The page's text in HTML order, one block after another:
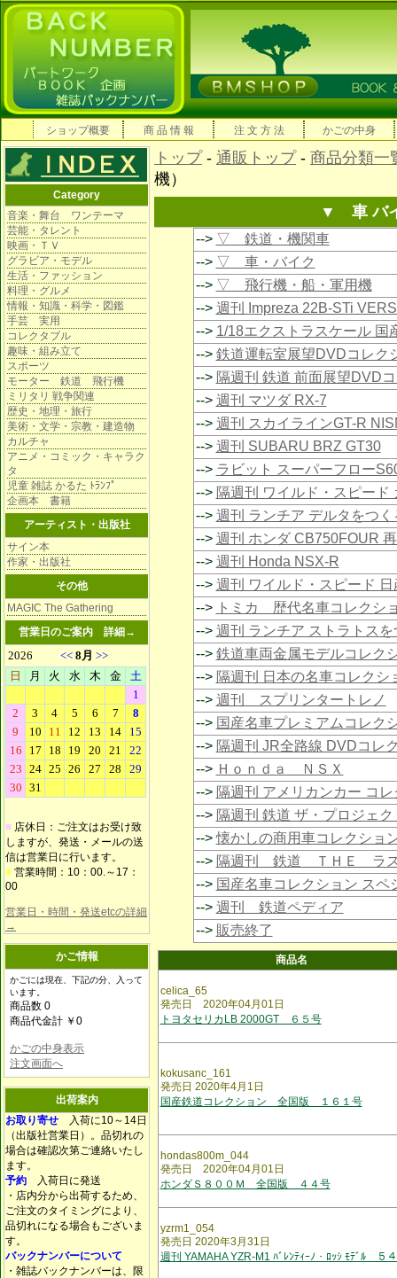
ショップ概要 商 品 情 報 注 文 方 法 かごの中身
Category
音楽・舞台 ワンテーマ
芸能・タレント
映画・ＴＶ
グラビア・モデル
生活・ファッション
料理・グルメ
情報・知識・科学・図鑑
手芸 実用
コレクタブル
趣味・組み立て
スポーツ
モーター 鉄道 飛行機
ミリタリ 戦争関連
歴史・地理・旅行
美術・文学・宗教・建造物
カルチャ
アニメ・コミック・キャラク
タ
児童 雑誌 かるた ﾄﾗﾝﾌﾟ
企画本 書籍
アーティスト・出版社
サイン本
作家・出版社
その他
MAGIC The Gathering
営業日のご案内 詳細→
■ 店休日：ご注文はお受け致
しますが、発送・メールの送
信は営業日に行います。
■ 営業時間：10：00.～17：
00
営業日・時間・発送etcの詳細
→
かご情報
かごには現在、下記の分、入って
います。
商品数 0
商品代金計 ￥0
かごの中身表示
注文画面へ
出荷案内
お取り寄せ 入荷に10～14日
（出版社営業日）。品切れの
場合は確認次第ご連絡いたし
ます。
予約 入荷日に発送
・店内分から出荷するため、
ご注文のタイミングにより、
品切れになる場合もございま
す。
バックナンバーについて
・雑誌バックナンバーは、限
トップ- 通販トップ- 商品分類一
機）
▼ 車 バ
--> ▽ 鉄道・機関車
--> ▽ 車・バイク
--> ▽ 飛行機・船・軍用機
--> 週刊 Impreza 22B-STi
--> 1/18エクストラスケール 国
--> 鉄道運転室展望DVDコレク
--> 隔週刊 鉄道 前面展望DVD
--> 週刊 マツダ RX-7
--> 週刊 スカイラインGT-R
--> 週刊 SUBARU BRZ GT30
--> ラビット スーパーフロー
--> 隔週刊 ワイルド・スピード
--> 週刊 ランチア デルタをつく
--> 週刊 ホンダ CB750FOUR
--> 週刊 Honda NSX-R
--> 週刊 ワイルド・スピード
--> トミカ 歴代名車コレクシ
--> 週刊 ランチア ストラトスを
--> 鉄道車両金属モデルコレク
--> 隔週刊 日本の名車コレクシ
--> 週刊 スプリンタートレノ
--> 国産名車プレミアムコレク
--> 隔週刊 JR全路線 DVDコレ
--> Ｈｏｎｄａ ＮＳＸ
--> 隔週刊 アメリカンカー コ
--> 隔週刊 鉄道 ザ・プロジェク
-->懐かしの商用車コレクショ
--> 隔週刊 鉄道 ＴＨＥ ラ
--> 国産名車コレクション スペ
--> 週刊 鉄道ペディア
--> 販売終了
商品名
celica_65
発売日 2020年04月01日
トヨタセリカLB 2000GT ６５号
kokusanc_161
発売日 2020年4月1日
国産鉄道コレクション 全国版 １６１号
hondas800m_044
発売日 2020年04月01日
ホンダＳ８００Ｍ 全国版 ４４号
yzrm1_054
発売日 2020年3月31日
週刊 YAMAHA YZR-M1 ﾊﾞﾚﾝﾃｨｰﾉ・ﾛｯｼ ﾓﾃﾞﾙ ５４